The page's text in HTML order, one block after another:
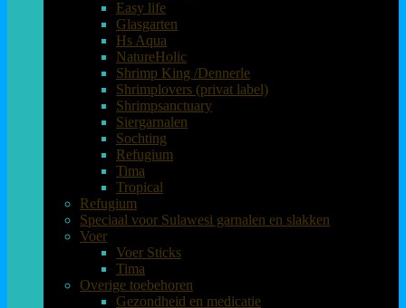
Easy life
Glasgarten
Hs Aqua
NatureHolic
Shrimp King /Dennerle
Shrimplovers (privat label)
Shrimpsanctuary
Siergarnalen
Sochting
Refugium
Tima
Tropical
Refugium
Speciaal voor Sulawesi garnalen en slakken
Voer
Voer Sticks
Tima
Overige toebehoren
Gezondheid en medicatie